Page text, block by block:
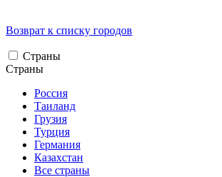
Возврат к списку городов
Страны
Страны
Россия
Таиланд
Грузия
Турция
Германия
Казахстан
Все страны